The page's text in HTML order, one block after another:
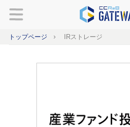
トップページ IRストレージ